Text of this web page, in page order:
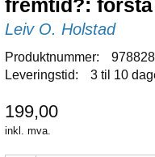
fremtid?:
Leiv O. Holstad
Produktnummer:
Leveringstid:
3 til 10
199,00
inkl. mva.